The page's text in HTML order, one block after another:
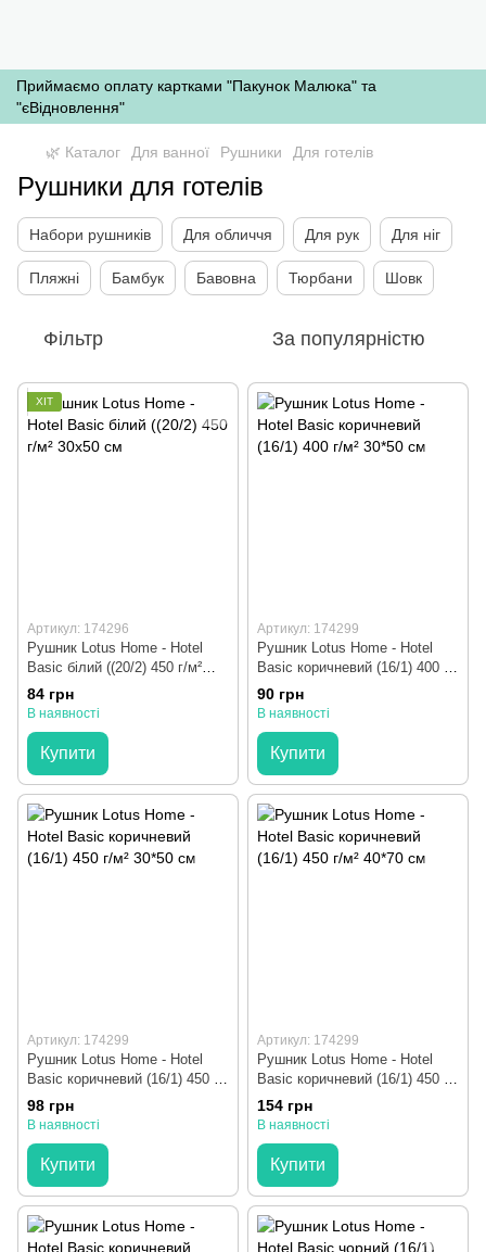
Приймаємо оплату картками "Пакунок Малюка" та
"єВідновлення"
🌿 Каталог Для ванної Рушники Для готелів
Рушники для готелів
Набори рушників Для обличчя Для рук Для ніг
Пляжні Бамбук Бавовна Тюрбани Шовк
Фільтр За популярністю
ХІТ
Артикул: 174296
Рушник Lotus Home - Hotel
Basic білий ((20/2) 450 г/м²
30х50 см
84 грн
В наявності
Купити
Артикул: 174299
Рушник Lotus Home - Hotel
Basic коричневий (16/1) 400 г/
м² 30*50 см
90 грн
В наявності
Купити
Артикул: 174299
Рушник Lotus Home - Hotel
Basic коричневий (16/1) 450 г/
м² 30*50 см
98 грн
В наявності
Купити
Артикул: 174299
Рушник Lotus Home - Hotel
Basic коричневий (16/1) 450 г/
м² 40*70 см
154 грн
В наявності
Купити